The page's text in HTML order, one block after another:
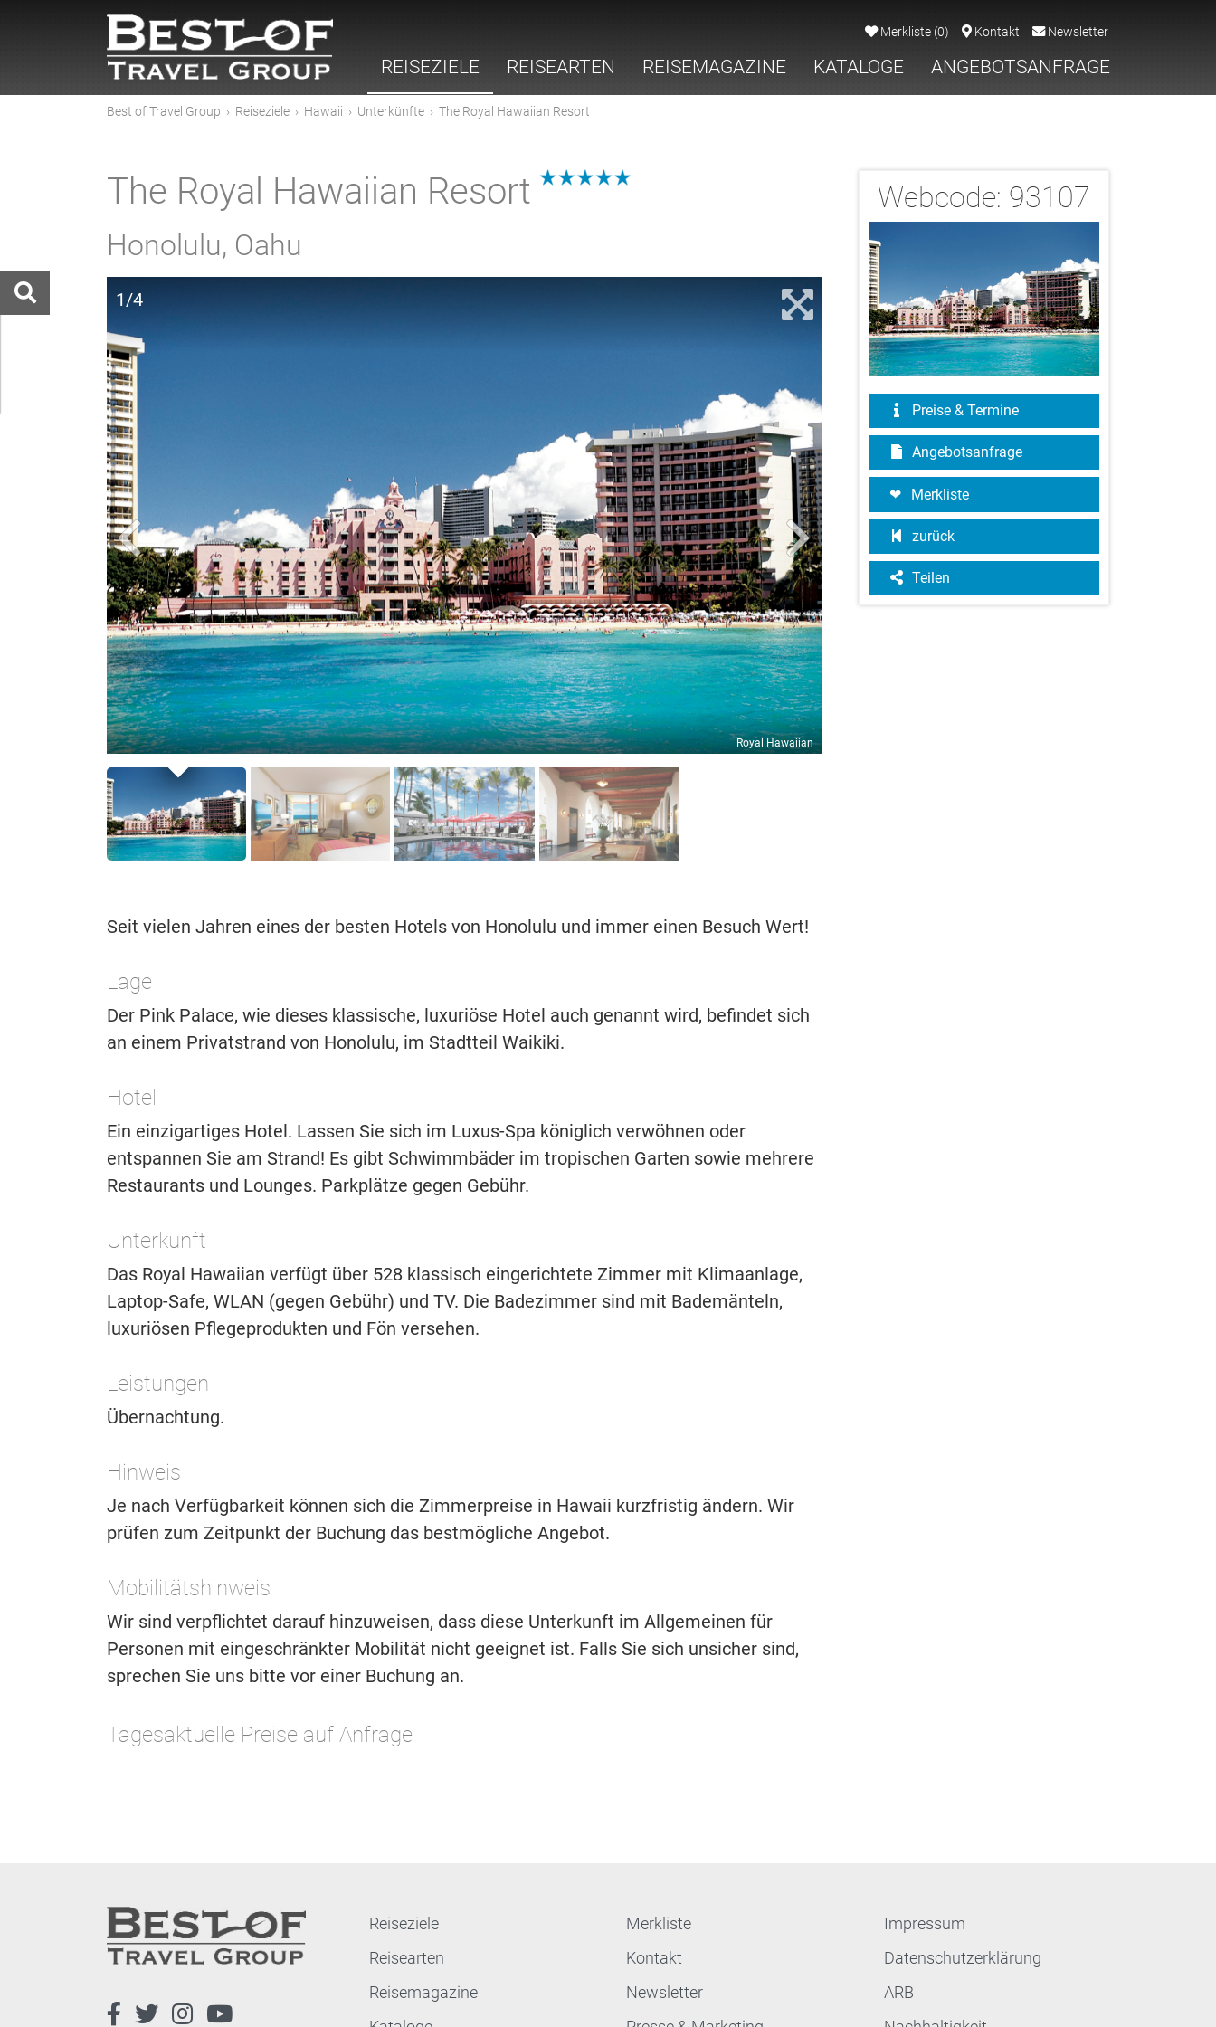
Merkliste (0) Kontakt Newsletter
REISEZIELE REISEARTEN REISEMAGAZINE KATALOGE ANGEBOTSANFRAGE
Best of Travel Group › Reiseziele › Hawaii › Unterkünfte › The Royal Hawaiian Resort
Webcode: 93107
Preise & Termine
Angebotsanfrage
Merkliste
zurück
Teilen
The Royal Hawaiian Resort 5.0
Honolulu, Oahu
1/4
Royal Hawaiian
2/4
Seit vielen Jahren eines der besten Hotels von Honolulu und immer einen Besuch Wert!
Lage
Der Pink Palace, wie dieses klassische, luxuriöse Hotel auch genannt wird, befindet sich
an einem Privatstrand von Honolulu, im Stadtteil Waikiki.
Hotel
Ein einzigartiges Hotel. Lassen Sie sich im Luxus-Spa königlich verwöhnen oder
entspannen Sie am Strand! Es gibt Schwimmbäder im tropischen Garten sowie mehrere
Restaurants und Lounges. Parkplätze gegen Gebühr.
Unterkunft
Das Royal Hawaiian verfügt über 528 klassisch eingerichtete Zimmer mit Klimaanlage,
Laptop-Safe, WLAN (gegen Gebühr) und TV. Die Badezimmer sind mit Bademänteln,
luxuriösen Pflegeprodukten und Fön versehen.
Leistungen
Übernachtung.
Hinweis
Je nach Verfügbarkeit können sich die Zimmerpreise in Hawaii kurzfristig ändern. Wir
prüfen zum Zeitpunkt der Buchung das bestmögliche Angebot.
Mobilitätshinweis
Wir sind verpflichtet darauf hinzuweisen, dass diese Unterkunft im Allgemeinen für
Personen mit eingeschränkter Mobilität nicht geeignet ist. Falls Sie sich unsicher sind,
sprechen Sie uns bitte vor einer Buchung an.
Tagesaktuelle Preise auf Anfrage
Reiseziele
Reisearten
Reisemagazine
Merkliste
Kontakt
Newsletter
Impressum
Datenschutzerklärung
ARB